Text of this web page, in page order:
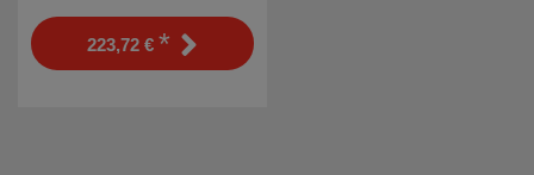
223,72 € *